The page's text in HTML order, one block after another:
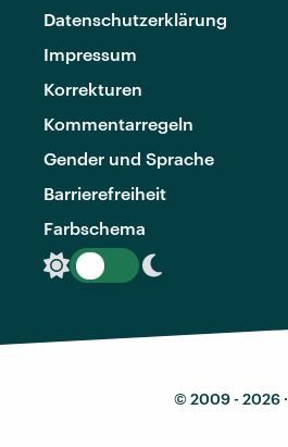
Datenschutzerklärung
Impressum
Korrekturen
Kommentarregeln
Gender und Sprache
Barrierefreiheit
Farbschema
© 2009 - 2026 ·